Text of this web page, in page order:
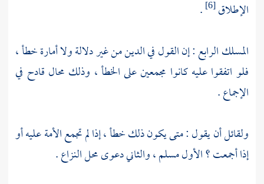
الإطلاق[6]
.
المسلك الرابع : إن القول في الدين من غير دلالة ولا أمارة خطأ ،
فلو اتفقوا عليه كانوا مجمعين على الخطأ ، وذلك محال قادح في
الإجماع .
ولقائل أن يقول : متى يكون ذلك خطأ ، إذا لم تجمع الأمة عليه أو
إذا أجمعت ؟ الأول مسلم ، والثاني دعوى محل النزاع .